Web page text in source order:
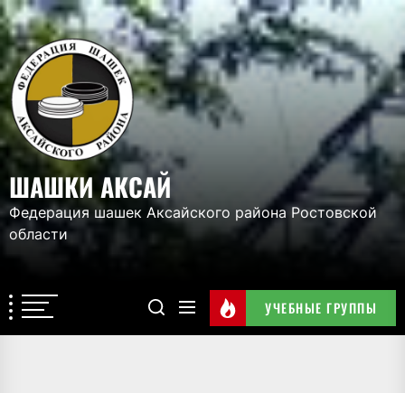
Перейти
к
содержимому
ШАШКИ
АКСАЙ
ШАШКИ АКСАЙ
Федерация шашек Аксайского района Ростовской
области
УЧЕБНЫЕ ГРУППЫ